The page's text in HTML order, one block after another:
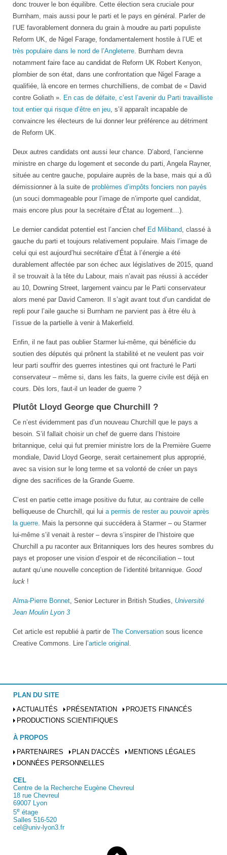
donc trouver le bon équilibre. Cette élection sera cruciale pour
Burnham, mais aussi pour le parti et le pays en général. Parler de
l’UE favorablement donnera du grain à moudre au parti populiste
Reform UK, de Nigel Farage, fondamentalement hostile à l’UE et
très populaire dans le nord de l’Angleterre. Burnham devra
notamment faire face au candidat de Reform UK Robert Kenyon,
plombier de son état, dans une confrontation que Nigel Farage a
qualifiée, là encore en termes churchilliens, de combat de « David
contre Goliath ». En cas de défaite, c’est l’avenir du Parti travailliste
tout entier qui risque d’être en jeu, s’il apparaît incapable de
convaincre les électeurs de lui donner leur préférence au détriment
de Reform UK.
Deux autres candidats ont aussi leur chance. D’abord, l’ancienne
ministre en charge du logement et seconde du parti, Angela Rayner,
située au centre gauche, populaire auprès de la base, mais qui a dû
démissionner à la suite de problèmes d’impôts fonciers non payés
(un souci dommageable pour l’image de n’importe quel candidat,
mais encore plus pour la secrétaire d’État au logement…).
Le dernier candidat potentiel est l’ancien chef Ed Miliband, classé à
gauche du parti et toujours relativement populaire. Mais l’image de
celui qui est aujourd’hui secrétaire d’État à l’énergie a été
durablement affectée par son échec aux législatives de 2015, quand
il se trouvait à la tête du Labour, mais n’avait pas réussi à accéder
au 10, Downing Street, largement vaincu par le Parti conservateur
alors mené par David Cameron. Il s’agit avant tout d’un candidat de
repli pour l’aile gauche si Burnham ne parvient pas à être élu à
l’issue de la partielle à venir à Makerfield.
Enfin, il ne faut pas oublier Starmer lui-même, qui bénéficie du
soutien des députés qui prônent la stabilité et ne veulent pas voir
leur parti souffrir des guerres intestines qui ont fracturé le Parti
conservateur – même si, dans les faits, la guerre civile est déjà en
cours. Dès lors, faut-il un leader de guerre ?
Plutôt Lloyd George que Churchill ?
Ce n’est évidemment pas d’un nouveau Churchill que le pays a
besoin. S’il fallait choisir un chef de guerre dans l’histoire
britannique, celui qui fut premier ministre lors de la Première Guerre
mondiale, David Lloyd George, serait certainement plus approprié,
avec sa vision sur le long terme et sa volonté de créer un pays
digne des sacrifices de la Grande Guerre.
C’est en partie cette image positive du futur, au contraire de celle
belliqueuse de Churchill, qui lui a permis de rester au pouvoir après
la guerre . Mais la personne qui succédera à Starmer – ou Starmer
lui-même s’il venait à rester – devra s’inspirer de l’histoire que
Churchill a pu raconter aux Britanniques lors des heures sombres du
pays et proposer une vision d’espoir et de réconciliation – tout
autant qu’une nouvelle conception de l’identité britannique. Good
luck !
Alma-Pierre Bonnet , Senior Lecturer in British Studies, Université
Jean Moulin Lyon 3
Cet article est republié à partir de The Conversation sous licence
Creative Commons. Lire l’article original
PLAN DU SITE
ACTUALITÉS
PRÉSENTATION
PROJETS FINANCÉS
PRODUCTIONS SCIENTIFIQUES
À PROPOS
PARTENAIRES
PLAN D'ACCÈS
MENTIONS LÉGALES
DONNÉES PERSONNELLES
CEL
Centre de la Recherche Eugène Chevreul
18 rue Chevreul
69007 Lyon
5e étage
Salles 516-520
cel@univ-lyon3.fr